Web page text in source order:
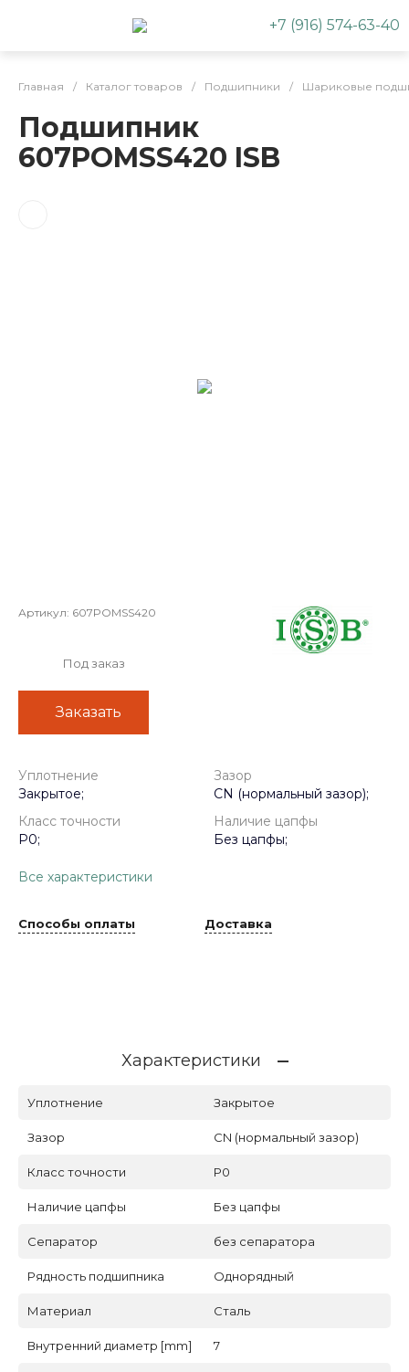
+7 (916) 574-63-40
Главная / Каталог товаров / Подшипники / Шариковые
Подшипник
607POMSS420 ISB
Артикул: 607POMSS420
Под заказ
Заказать
Уплотнение
Закрытое;
Зазор
CN (нормальный зазор);
Класс точности
P0;
Наличие цапфы
Без цапфы;
Все характеристики
Способы оплаты Доставка
Характеристики
Уплотнение Закрытое
Зазор CN (нормальный зазор)
Класс точности P0
Наличие цапфы Без цапфы
Сепаратор без сепаратора
Рядность подшипника Однорядный
Материал Сталь
Внутренний диаметр [mm] 7